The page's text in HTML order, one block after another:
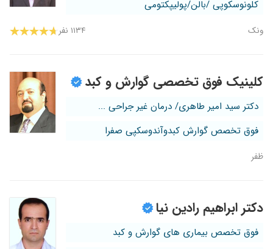
کلونوسکوپی /بالن/پولیپکتومی
ونک ۱۱۳۴ نفر
کلینیک فوق تخصصی گوارش و کبد
دکتر سید امیر طاهری/ درمان غیر جراحی ...
فوق تخصص گوارش کبدوآندوسکپی صفرا
ظفر
دکتر ابراهیم رادین نیا
فوق تخصص بیماری های گوارش و کبد